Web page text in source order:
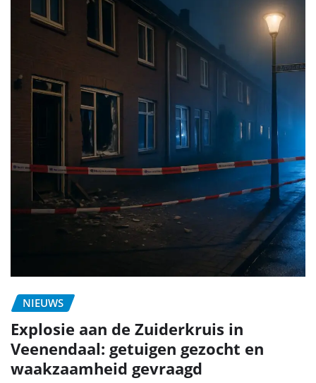
NIEUWS
Explosie aan de Zuiderkruis in
Veenendaal: getuigen gezocht en
waakzaamheid gevraagd